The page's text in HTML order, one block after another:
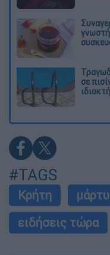
σε
#TAGS
Κρήτη
ειδήσεις τώρα